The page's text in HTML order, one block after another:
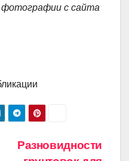
с сайта
Разновидности